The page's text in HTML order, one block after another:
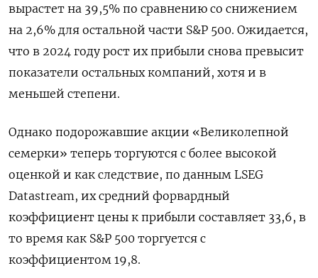
вырастет на 39,5% по сравнению со снижением
на 2,6% для остальной части S&P 500. Ожидается,
что в 2024 году рост их прибыли снова превысит
показатели остальных компаний, хотя и в
меньшей степени.
Однако подорожавшие акции «Великолепной
семерки» теперь торгуются с более высокой
оценкой и как следствие, по данным LSEG
Datastream, их средний форвардный
коэффициент цены к прибыли составляет 33,6, в
то время как S&P 500 торгуется с
коэффициентом 19,8.